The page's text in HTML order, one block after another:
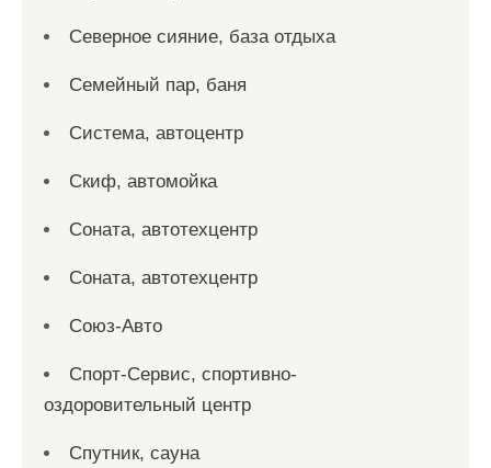
Северное сияние, база отдыха
Семейный пар, баня
Система, автоцентр
Скиф, автомойка
Соната, автотехцентр
Соната, автотехцентр
Союз-Авто
Спорт-Сервис, спортивно-
оздоровительный центр
Спутник, сауна